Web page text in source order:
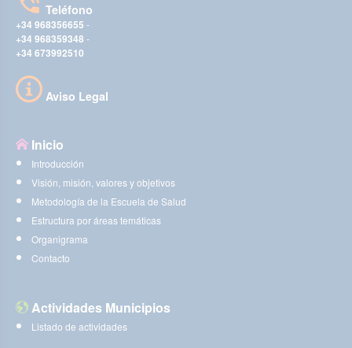
Teléfono
+34 968356655 -
+34 968359348 -
+34 673992510
Aviso Legal
Inicio
Introducción
Visión, misión, valores y objetivos
Metodología de la Escuela de Salud
Estructura por áreas temáticas
Organigrama
Contacto
Actividades Municipios
Listado de actividades